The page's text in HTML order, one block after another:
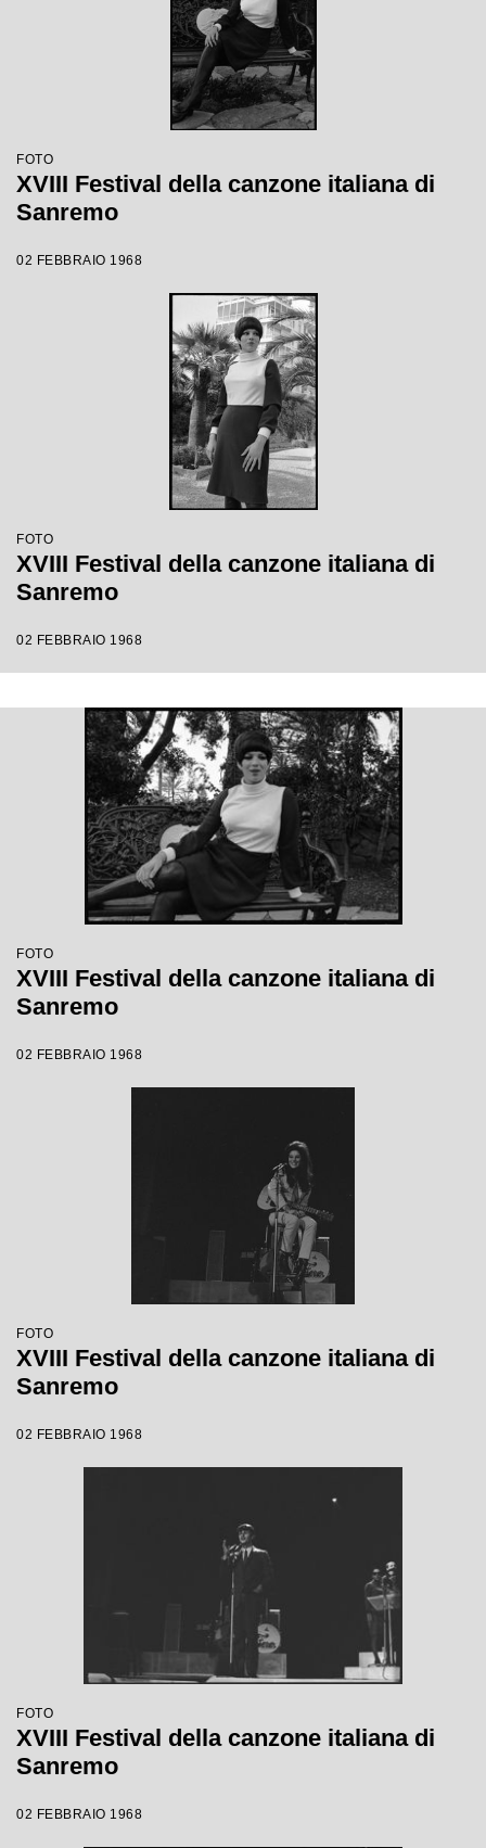
FOTO
XVIII Festival della canzone italiana di
Sanremo
02 FEBBRAIO 1968
FOTO
XVIII Festival della canzone italiana di
Sanremo
02 FEBBRAIO 1968
FOTO
XVIII Festival della canzone italiana di
Sanremo
02 FEBBRAIO 1968
FOTO
XVIII Festival della canzone italiana di
Sanremo
02 FEBBRAIO 1968
FOTO
XVIII Festival della canzone italiana di
Sanremo
02 FEBBRAIO 1968